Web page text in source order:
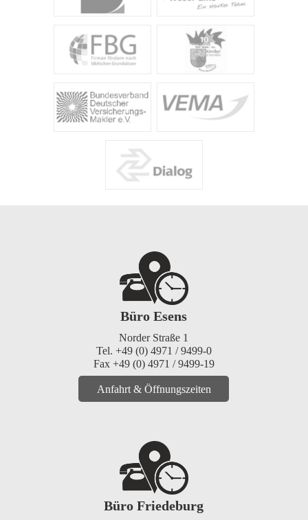
Büro Esens
Norder Straße 1
Tel. +49 (0) 4971 / 9499-0
Fax +49 (0) 4971 / 9499-19
Anfahrt & Öffnungszeiten
Büro Friedeburg